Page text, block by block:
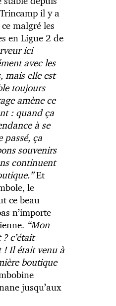
il y a
malgré les
en Ligue 2 de
ici
avec les
mais elle est
toujours
amène ce
: quand ça
à se
passé, ça
souvenirs
continuent
Et
le
ce beau
n’importe
“Mon
c’était
! Il était venu à
boutique
jusqu’aux